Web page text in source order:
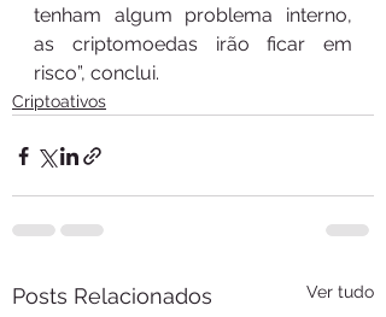
tenham algum problema interno,
as criptomoedas irão ficar em
risco”, conclui.
Criptoativos
Posts Relacionados Ver tudo